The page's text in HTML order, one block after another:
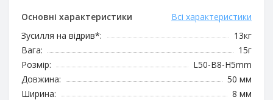
Основні характеристики
Всі характеристики
Зусилля на відрив*:
13кг
Вага:
15г
Розмір:
L50-B8-H5mm
Довжина:
50 мм
Ширина:
8 мм